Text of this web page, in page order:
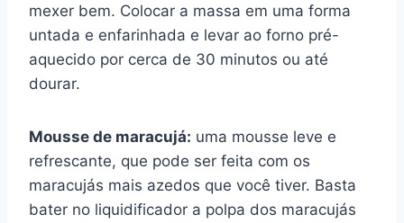
mexer bem. Colocar a massa em uma forma
untada e enfarinhada e levar ao forno pré-
aquecido por cerca de 30 minutos ou até
dourar.
Mousse de maracujá: uma mousse leve e
refrescante, que pode ser feita com os
maracujás mais azedos que você tiver. Basta
bater no liquidificador a polpa dos maracujás